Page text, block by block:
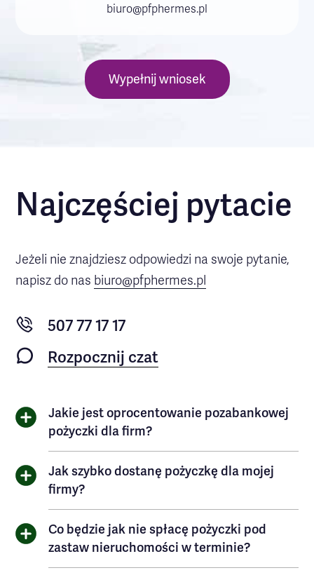
biuro@pfphermes.pl
Wypełnij wniosek
Najczęściej pytacie
Jeżeli nie znajdziesz odpowiedzi na swoje pytanie,
napisz do nas biuro@pfphermes.pl
507 77 17 17
Rozpocznij czat
Jakie jest oprocentowanie pozabankowej
pożyczki dla firm?
Jak szybko dostanę pożyczkę dla mojej
firmy?
Co będzie jak nie spłacę pożyczki pod
zastaw nieruchomości w terminie?